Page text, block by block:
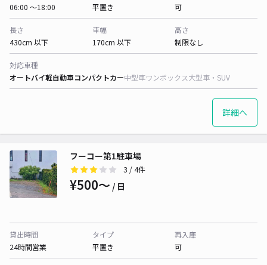
06:00 〜18:00
平置き
可
長さ
430cm 以下
車幅
170cm 以下
高さ
制限なし
対応車種
オートバイ軽自動車コンパクトカー中型車ワンボックス大型車・SUV
詳細へ
フーコー第1駐車場
3 / 4件
¥500〜 / 日
貸出時間
24時間営業
タイプ
平置き
再入庫
可